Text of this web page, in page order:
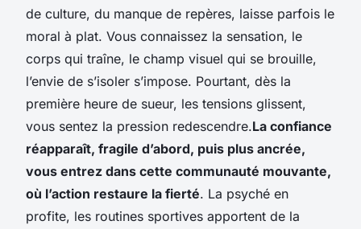
de culture, du manque de repères, laisse parfois le
moral à plat. Vous connaissez la sensation, le
corps qui traîne, le champ visuel qui se brouille,
l’envie de s’isoler s’impose. Pourtant, dès la
première heure de sueur, les tensions glissent,
vous sentez la pression redescendre.La confiance
réapparaît, fragile d’abord, puis plus ancrée,
vous entrez dans cette communauté mouvante,
où l’action restaure la fierté. La psyché en
profite, les routines sportives apportent de la